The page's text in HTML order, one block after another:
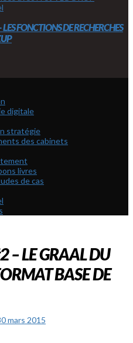
FONCTIONS DE RECHERCHES
digitale
stratégie
des cabinets
livres
de cas
– LE GRAAL DU
BASE DE
mars 2015